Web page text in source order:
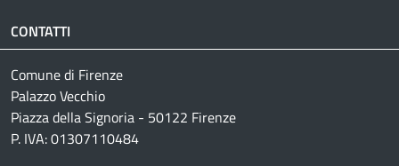
CONTATTI
Comune di Firenze
Palazzo Vecchio
Piazza della Signoria - 50122 Firenze
P. IVA: 01307110484